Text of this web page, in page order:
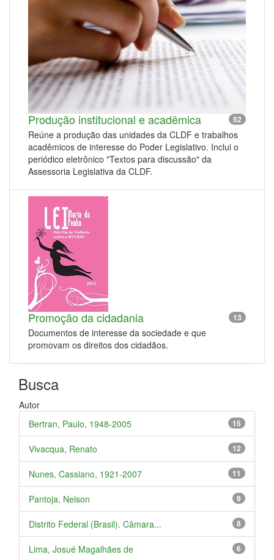
Produção institucional e acadêmica 52
Reúne a produção das unidades da CLDF e trabalhos
acadêmicos de interesse do Poder Legislativo. Inclui o
periódico eletrônico "Textos para discussão" da
Assessoria Legislativa da CLDF.
Promoção da cidadania 13
Documentos de interesse da sociedade e que
promovam os direitos dos cidadãos.
Busca
Autor
15
Bertran, Paulo, 1948-2005
12
Vivacqua, Renato
11
Nunes, Cassiano, 1921-2007
9
Pantoja, Nelson
8
Distrito Federal (Brasil). Câmara...
6
Lima, Josué Magalhães de